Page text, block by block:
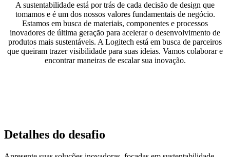
A sustentabilidade está por trás de cada decisão de design que
tomamos e é um dos nossos valores fundamentais de negócio.
Estamos em busca de materiais, componentes e processos
inovadores de última geração para acelerar o desenvolvimento de
produtos mais sustentáveis. A Logitech está em busca de parceiros
que queiram trazer visibilidade para suas ideias. Vamos colaborar e
encontrar maneiras de escalar sua inovação.
Detalhes do desafio